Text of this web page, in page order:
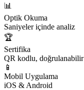
📊
Optik Okuma
Saniyeler içinde analiz
🏆
Sertifika
QR kodlu, doğrulanabilir
📱
Mobil Uygulama
iOS & Android